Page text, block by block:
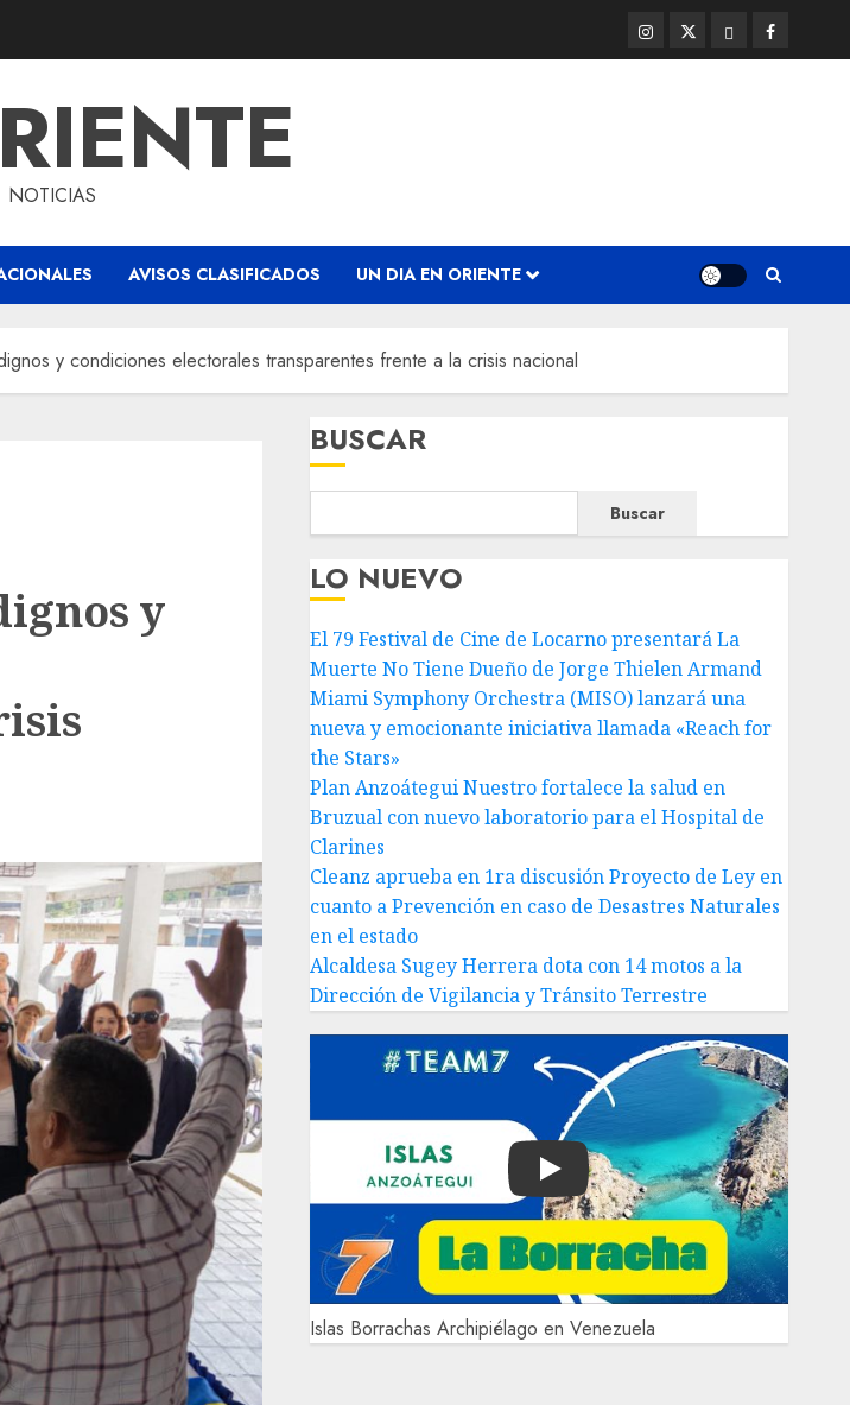
Instagram
@EnOriente
Twitter
(X)
ThreadsFacebook
NOTICIAS
AVISOS CLASIFICADOS UN DIA EN ORIENTE
y condiciones electorales transparentes frente a la crisis nacional
y
BUSCAR
Buscar
LO NUEVO
El 79 Festival de Cine de Locarno presentará La
Muerte No Tiene Dueño de Jorge Thielen Armand
Miami Symphony Orchestra (MISO) lanzará una
nueva y emocionante iniciativa llamada «Reach for
the Stars»
Plan Anzoátegui Nuestro fortalece la salud en
Bruzual con nuevo laboratorio para el Hospital de
Clarines
Cleanz aprueba en 1ra discusión Proyecto de Ley en
cuanto a Prevención en caso de Desastres Naturales
en el estado
Alcaldesa Sugey Herrera dota con 14 motos a la
Dirección de Vigilancia y Tránsito Terrestre
Play
Islas Borrachas Archipiélago en Venezuela